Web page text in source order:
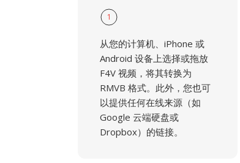
1
从您的计算机、iPhone 或
Android 设备上选择或拖放
F4V 视频，将其转换为
RMVB 格式。此外，您也可
以提供任何在线来源（如
Google 云端硬盘或
Dropbox）的链接。